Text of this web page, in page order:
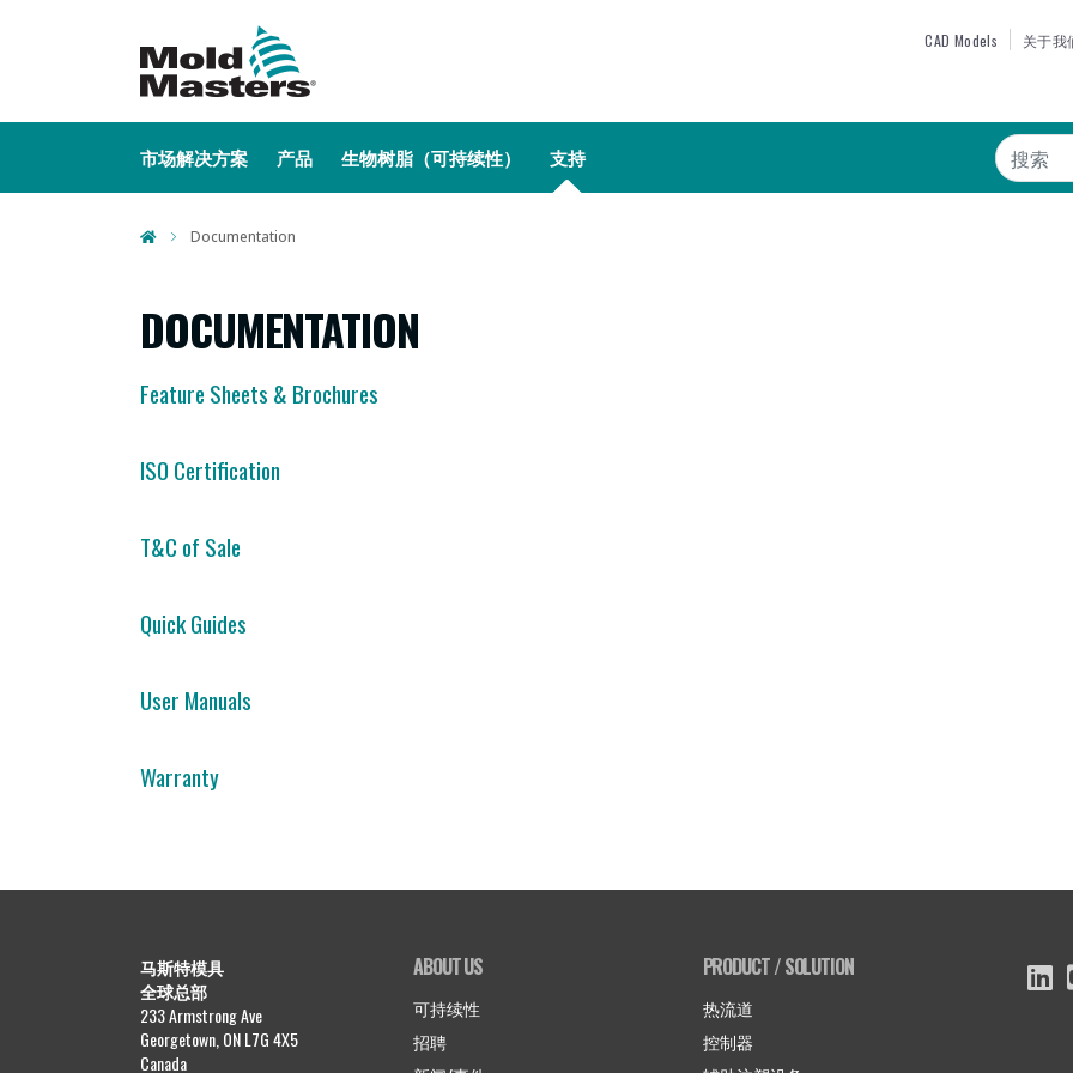
主
内
TOP
CAD Models 关于我
MAIN NAVIGATION
市场解决方案 产品 生物树脂（可持续性） 支持 搜索
Documentation
DOCUMENTATION
Feature Sheets & Brochures
ISO Certification
T&C of Sale
Quick Guides
User Manuals
Warranty
马斯特模具
全球总部
233 Armstrong Ave
Georgetown, ON L7G 4X5
Canada
ABOUT US
可持续性
招聘
PRODUCT / SOLUTION
热流道
控制器